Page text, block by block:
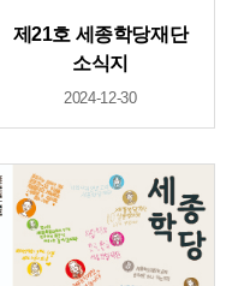
제21호 세종학당재단
소식지
2024-12-30